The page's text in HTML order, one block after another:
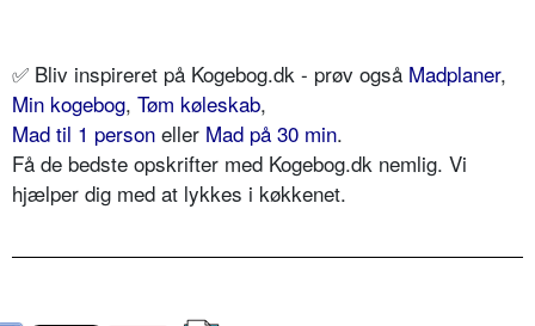
✅ Bliv inspireret på Kogebog.dk - prøv også Madplaner,
Min kogebog, Tøm køleskab,
Mad til 1 person eller Mad på 30 min.
Få de bedste opskrifter med Kogebog.dk nemlig. Vi
hjælper dig med at lykkes i køkkenet.